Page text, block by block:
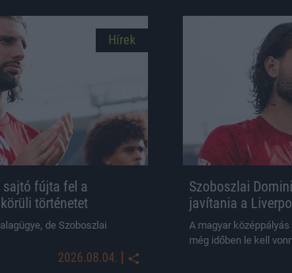
Hírek
sajtó fújta fel a
történetet
de Szoboszlai
2026.08.04. |
Szoboszlai
javítania a
A magyar
még időben le kell